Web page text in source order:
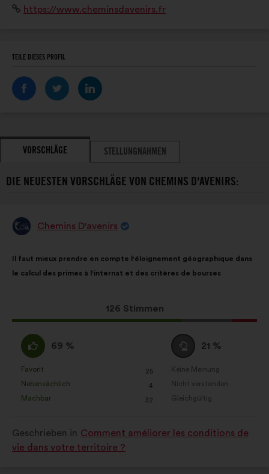
Website:
https://www.cheminsdavenirs.fr
TEILE DIESES PROFIL
VORSCHLÄGE STELLUNGNAHMEN
DIE NEUESTEN VORSCHLÄGE VON CHEMINS D'AVENIRS:
VorschlagChemins D'avenirs
des
Vorschlags:
Il faut mieux prendre en compte l'éloignement géographique dans
le calcul des primes à l'internat et des critères de bourses
Dieser
Vorschlag
126 Stimmen
folgender
Aufteilung:
Ich
stimme
zu
:
69 %
in:
Favorit
: 25
mal
Nebensächlich
: 4
mal
Machbar
: 32
mal
Neutral
:
21 %
in:
Keine Meinung
:mal
Nicht verstanden
:mal
Gleichgültig
:mal
Geschrieben in Comment améliorer les conditions de
vie dans votre territoire ?